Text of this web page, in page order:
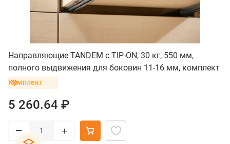
Направляющие TANDEM с TIP-ON, 30 кг, 550 мм,
полного выдвижения для боковин 11-16 мм, комплект
Комплект
5 260.64 ₽
– +